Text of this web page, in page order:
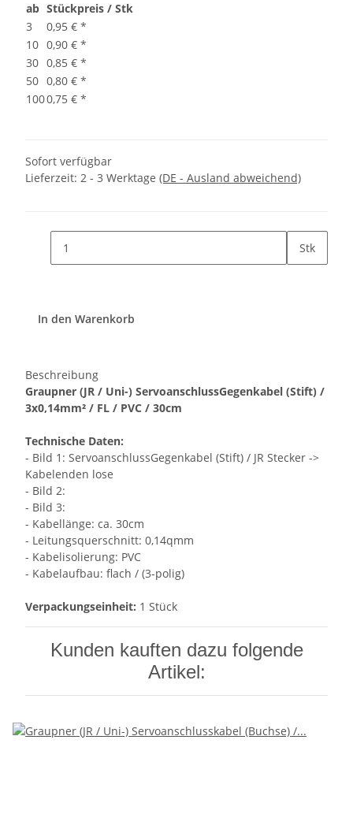
ab Stückpreis / Stk
3
0,95 € *
10 0,90 € *
30 0,85 € *
50 0,80 € *
1000,75 € *
Sofort verfügbar
Lieferzeit: 2 - 3 Werktage (DE - Ausland abweichend)
Stk
In den Warenkorb
Beschreibung
Graupner (JR / Uni-) ServoanschlussGegenkabel (Stift) /
3x0,14mm² / FL / PVC / 30cm
Technische Daten:
- Bild 1: ServoanschlussGegenkabel (Stift) / JR Stecker ->
Kabelenden lose
- Bild 2:
- Bild 3:
- Kabellänge: ca. 30cm
- Leitungsquerschnitt: 0,14qmm
- Kabelisolierung: PVC
- Kabelaufbau: flach / (3-polig)
Verpackungseinheit: 1 Stück
Kunden kauften dazu folgende
Artikel: